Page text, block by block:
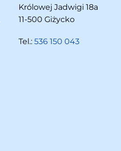
Królowej Jadwigi 18a
11-500 Giżycko
Tel.: 536 150 043